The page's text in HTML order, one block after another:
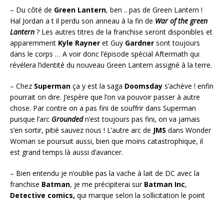
– Du côté de Green Lantern, ben .. pas de Green Lantern !
Hal Jordan a t il perdu son anneau à la fin de War of the green
Lantern ? Les autres titres de la franchise seront disponibles et
apparemment Kyle Rayner et Guy Gardner sont toujours
dans le corps … A voir donc l’épisode spécial Aftermath qui
révélera l’identité du nouveau Green Lantern assigné à la terre.
– Chez Superman ça y est la saga Doomsday s’achève ! enfin
pourrait on dire. J’espère que l’on va pouvoir passer à autre
chose. Par contre on a pas fini de souffrir dans Superman
puisque l’arc Groundedn’est toujours pas fini, on va jamais
s’en sortir, pitié sauvez nous ! L’autre arc de JMS dans Wonder
Woman se poursuit aussi, bien que moins catastrophique, il
est grand temps là aussi d’avancer.
– Bien entendu je n’oublie pas la vache à lait de DC avec la
franchise Batman, je me précipiterai surBatman Inc,
Detective comics, qui marque selon la sollicitation le point